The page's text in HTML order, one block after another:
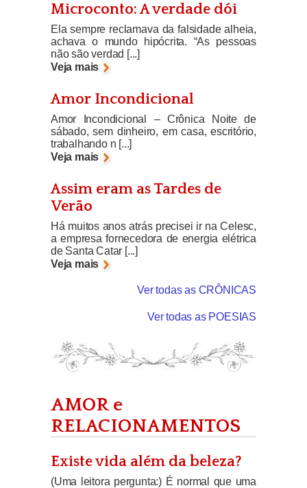
Microconto: A verdade dói
Ela sempre reclamava da falsidade alheia,
achava o mundo hipócrita. “As pessoas
não são verdad [...]
Veja mais
Amor Incondicional
Amor Incondicional – Crônica Noite de
sábado, sem dinheiro, em casa, escritório,
trabalhando n [...]
Veja mais
Assim eram as Tardes de
Verão
Há muitos anos atrás precisei ir na Celesc,
a empresa fornecedora de energia elétrica
de Santa Catar [...]
Veja mais
Ver todas as CRÔNICAS
Ver todas as POESIAS
AMOR e
RELACIONAMENTOS
Existe vida além da beleza?
(Uma leitora pergunta:) É normal que uma